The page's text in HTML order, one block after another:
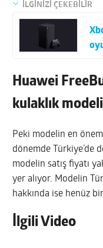
İLGİNİZİ ÇEKEBİLİR
Huawei
kulaklık modeli
Peki modelin en
dönemde Türkiye’de
modelin satış fiyatı
yer alıyor. Modelin
hakkında ise henüz
İlgili Video